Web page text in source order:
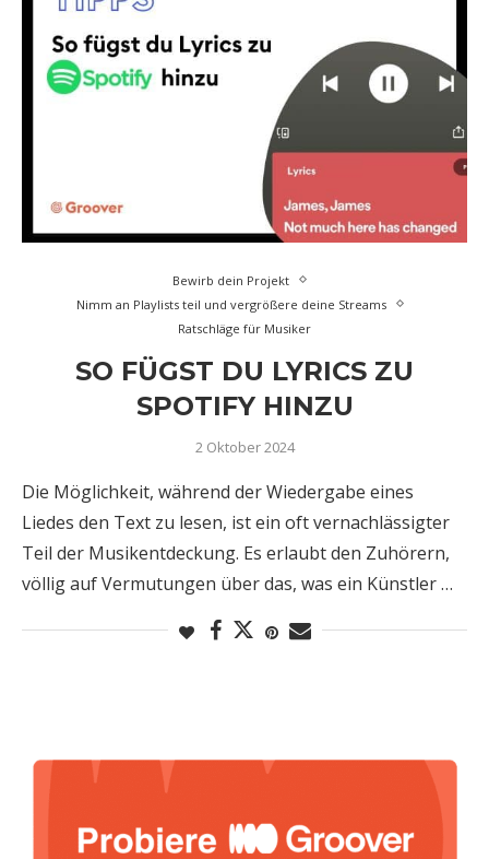
Bewirb dein Projekt
Nimm an Playlists teil und vergrößere deine Streams
Ratschläge für Musiker
SO FÜGST DU LYRICS ZU
SPOTIFY HINZU
2 Oktober 2024
Die Möglichkeit, während der Wiedergabe eines
Liedes den Text zu lesen, ist ein oft vernachlässigter
Teil der Musikentdeckung. Es erlaubt den Zuhörern,
völlig auf Vermutungen über das, was ein Künstler …